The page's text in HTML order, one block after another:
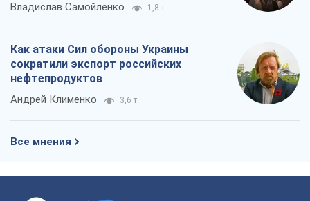
Владислав Самойленко 1,8 т.
Как атаки Сил обороны Украины
сократили экспорт российских
нефтепродуктов
Андрей Клименко 3,6 т.
Все мнения